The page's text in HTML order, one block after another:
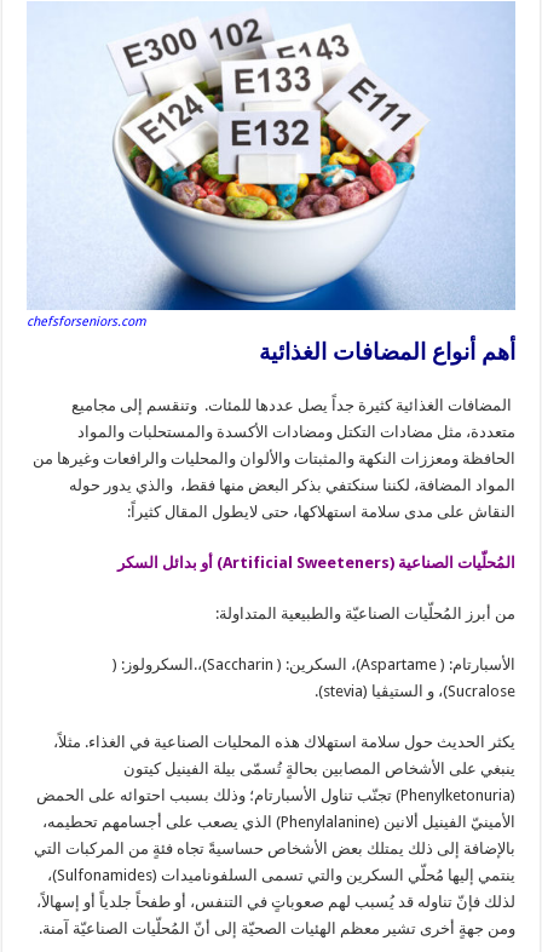
chefsforseniors.com
أهم أنواع المضافات الغذائية
المضافات الغذائية كثيرة جداً يصل عددها للمئات. وتنقسم إلى مجاميع
متعددة، مثل مضادات التكتل ومضادات الأكسدة والمستحلبات والمواد
الحافظة ومعززات النكهة والمثبتات والألوان والمحليات والرافعات وغيرها من
المواد المضافة، لكننا سنكتفي بذكر البعض منها فقط، والذي يدور حوله
النقاش على مدى سلامة استهلاكها، حتى لايطول المقال كثيراً:
المُحلّيات الصناعية (Artificial Sweeteners) أو بدائل السكر
من أبرز المُحلّيات الصناعيّة والطبيعية المتداولة:
الأسبارتام: ( Aspartame)، السكرين: ( Saccharin)،.السكرولوز: (
Sucralose)، و الستيڤيا (stevia).
يكثر الحديث حول سلامة استهلاك هذه المحليات الصناعية في الغذاء. مثلاً،
ينبغي على الأشخاص المصابين بحالةٍ تُسمّى بيلة الفينيل كيتون
(Phenylketonuria) تجنّب تناول الأسبارتام؛ وذلك بسبب احتوائه على الحمض
الأمينيّ الفينيل ألانين (Phenylalanine) الذي يصعب على أجسامهم تحطيمه،
بالإضافة إلى ذلك يمتلك بعض الأشخاص حساسيةً تجاه فئةٍ من المركبات التي
ينتمي إليها مُحلّي السكرين والتي تسمى السلفوناميدات (Sulfonamides)،
لذلك فإنّ تناوله قد يُسبب لهم صعوباتٍ في التنفس، أو طفحاً جلدياً أو إسهالاً،
ومن جهةٍ أخرى تشير معظم الهئيات الصحيّة إلى أنّ المُحلّيات الصناعيّة آمنة.